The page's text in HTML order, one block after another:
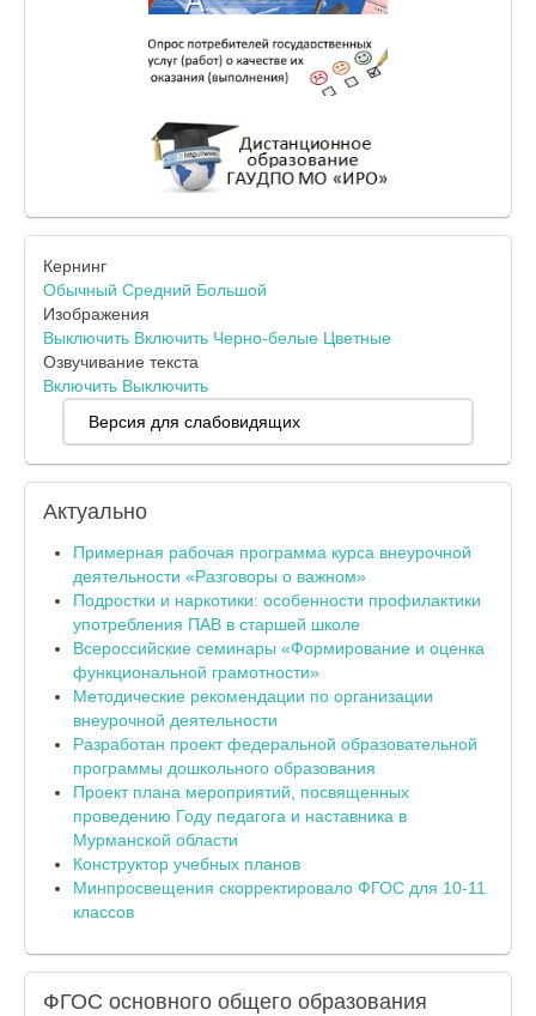
Кернинг
Обычный Средний Большой
Изображения
Выключить Включить Черно-белые Цветные
Озвучивание текста
Включить Выключить
Версия для слабовидящих
Актуально
Примерная рабочая программа курса внеурочной
деятельности «Разговоры о важном»
Подростки и наркотики: особенности профилактики
употребления ПАВ в старшей школе
Всероссийские семинары «Формирование и оценка
функциональной грамотности»
Методические рекомендации по организации
внеурочной деятельности
Разработан проект федеральной образовательной
программы дошкольного образования
Проект плана мероприятий, посвященных
проведению Году педагога и наставника в
Мурманской области
Конструктор учебных планов
Минпросвещения скорректировало ФГОС для 10-11
классов
ФГОС основного общего образования